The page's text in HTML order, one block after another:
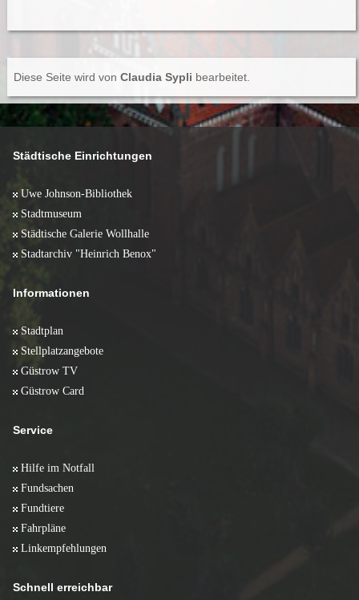
Diese Seite wird von Claudia Sypli bearbeitet.
Städtische Einrichtungen
Uwe Johnson-Bibliothek
Stadtmuseum
Städtische Galerie Wollhalle
Stadtarchiv "Heinrich Benox"
Informationen
Stadtplan
Stellplatzangebote
Güstrow TV
Güstrow Card
Service
Hilfe im Notfall
Fundsachen
Fundtiere
Fahrpläne
Linkempfehlungen
Schnell erreichbar